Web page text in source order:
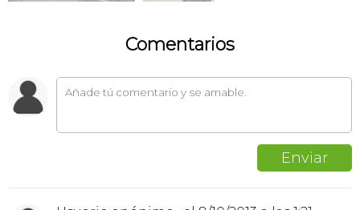
Comentarios